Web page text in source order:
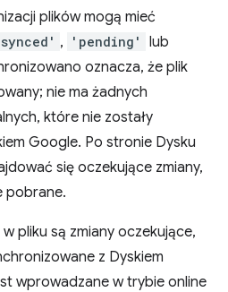
plików mogą mieć
, 'pending' lub
oznacza, że plik
nie ma żadnych
które nie zostały
Google. Po stronie Dysku
się oczekujące zmiany,
pobrane.
pliku są zmiany oczekujące,
z Dyskiem
wprowadzane w trybie online